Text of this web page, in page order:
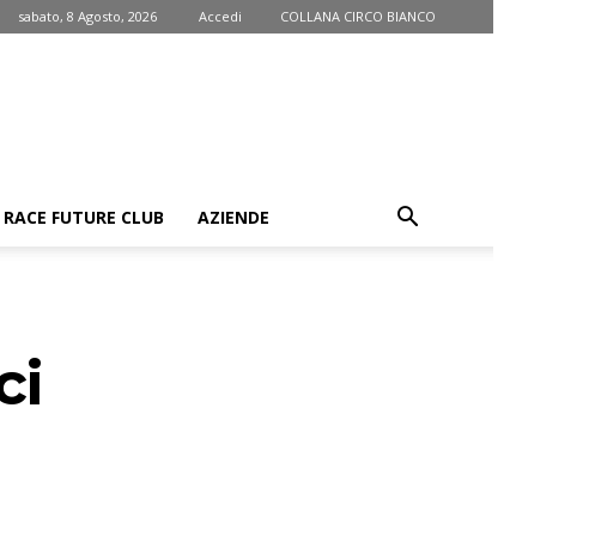
sabato, 8 Agosto, 2026 Accedi COLLANA CIRCO BIANCO
RACE FUTURE CLUB AZIENDE